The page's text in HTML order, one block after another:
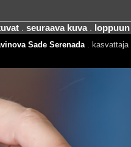
. seuraava kuva. loppuun
Sade Serenada. kasvattaja